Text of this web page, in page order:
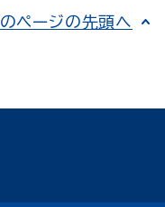
ページの先頭へ